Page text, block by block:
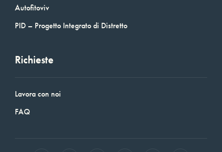
Autofitoviv
PID – Progetto Integrato di Distretto
Richieste
Lavora con noi
FAQ